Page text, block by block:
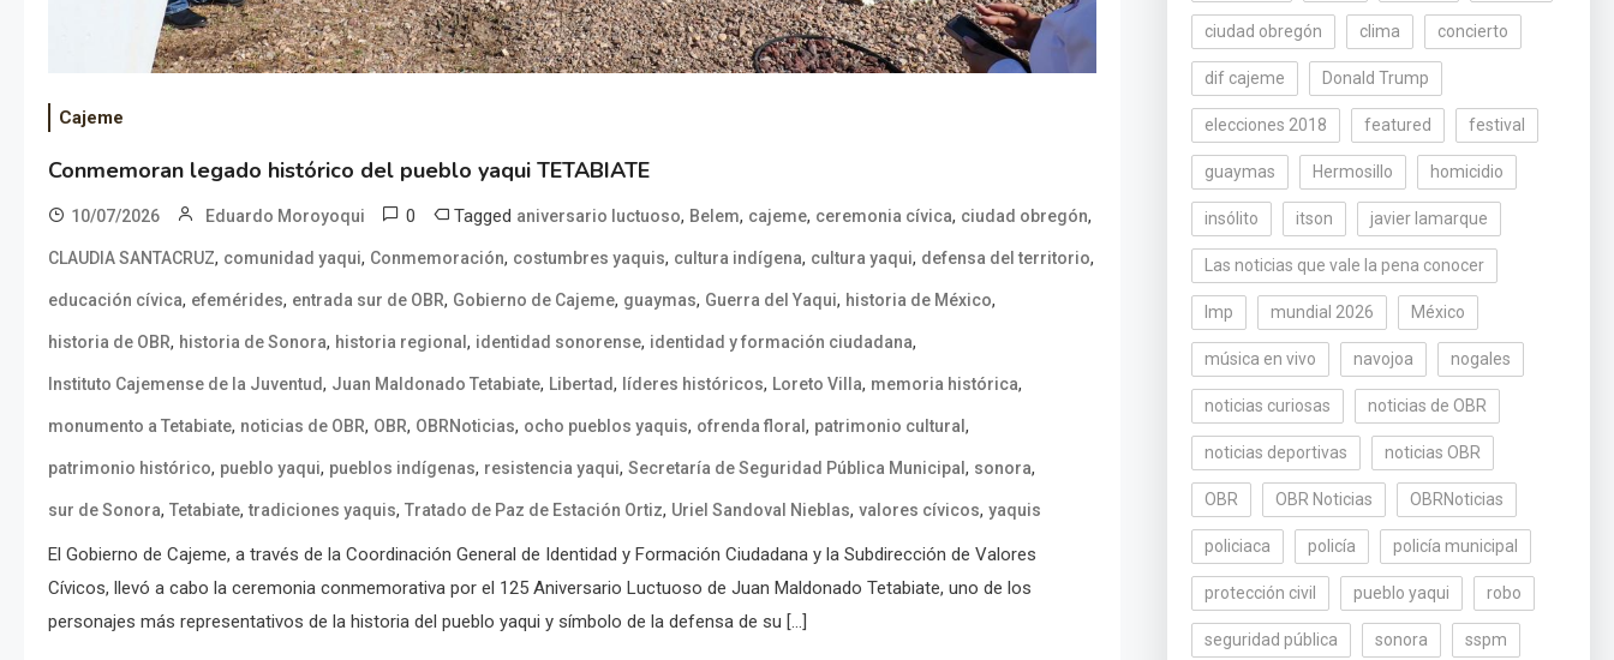
Cajeme
Conmemoran legado histórico del pueblo yaqui TETABIATE
10/07/2026 Eduardo Moroyoqui 0 Tagged aniversario luctuoso, Belem, cajeme, ceremonia cívica, ciudad obregón,
CLAUDIA SANTACRUZ, comunidad yaqui, Conmemoración, costumbres yaquis, cultura indígena, cultura yaqui, defensa del territorio,
educación cívica, efemérides, entrada sur de OBR, Gobierno de Cajeme, guaymas, Guerra del Yaqui, historia de México,
historia de OBR, historia de Sonora, historia regional , identidad sonorense, identidad y formación ciudadana,
Instituto Cajemense de la Juventud, Juan Maldonado Tetabiate, Libertad, líderes históricos, Loreto Villa, memoria histórica,
monumento a Tetabiate, noticias de OBR, OBR, OBRNoticias, ocho pueblos yaquis, ofrenda floral , patrimonio cultural ,
patrimonio histórico, pueblo yaqui, pueblos indígenas, resistencia yaqui, Secretaría de Seguridad Pública Municipal , sonora,
sur de Sonora, Tetabiate,tradiciones yaquis, Tratado de Paz de Estación Ortiz, Uriel Sandoval Nieblas, valores cívicos, yaquis
El Gobierno de Cajeme, a través de la Coordinación General de Identidad y Formación Ciudadana y la Subdirección de Valores
Cívicos, llevó a cabo la ceremonia conmemorativa por el 125 Aniversario Luctuoso de Juan Maldonado Tetabiate, uno de los
personajes más representativos de la historia del pueblo yaqui y símbolo de la defensa de su […]
ciudad obregón clima concierto
dif cajeme Donald Trump
elecciones 2018 featured festival
guaymas Hermosillo homicidio
insólito itson javier lamarque
Las noticias que vale la pena conocer
lmp mundial 2026 México
música en vivo navojoa nogales
noticias curiosas noticias de OBR
noticias deportivas noticias OBR
OBR OBR Noticias OBRNoticias
policiaca policía policía municipal
protección civil pueblo yaqui robo
seguridad pública sonora sspm